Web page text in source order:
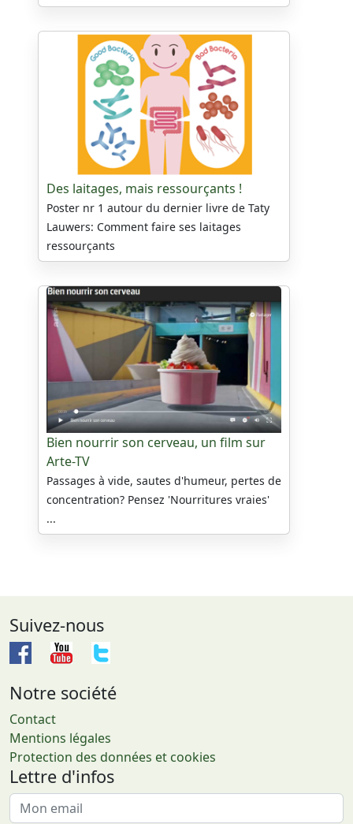
Des laitages, mais ressourçants !
Poster nr 1 autour du dernier livre de Taty
Lauwers: Comment faire ses laitages
ressourçants
Bien nourrir son cerveau, un film sur
Arte-TV
Passages à vide, sautes d'humeur, pertes de
concentration? Pensez 'Nourritures vraies'
...
Suivez-nous
Notre société
Contact
Mentions légales
Protection des données et cookies
Lettre d'infos